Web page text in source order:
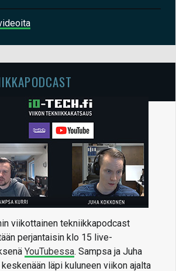
viikottainen tekniikkapodcast
perjantaisin klo 15 live-
YouTubessa. Sampsa ja Juha
läpi kuluneen viikon ajalta